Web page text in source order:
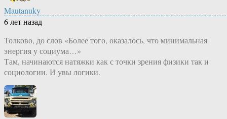
Mautanuky
6 лет назад
Толково, до слов «Более того, оказалось, что минимальная
энергия у социума…»
Там, начинаются натяжки как с точки зрения физики так и
социологии. И увы логики.